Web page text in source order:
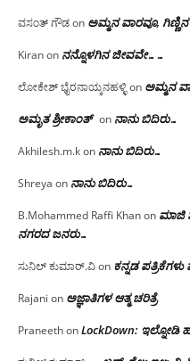
ವಸಂತ್ ಗೌಡon ಅಮ್ಮನ ವಾರವೂ,
Kiranon ನನ್ನೊಳಗಿನ ಜೀವವೇ……
ಲೋಕೇಶ್ ಭೈರನಾಯ್ಕನಹಳ್ಳಿon ಅಮ್ಮನ
ಅಮೃತ ಶ್ರೀಕಾಂತ್ on ನಾನು ಬಿದಿರು…
Akhilesh.m.kon ನಾನು ಬಿದಿರು…
Shreya on ನಾನು ಬಿದಿರು…
B.Mohammed Raffi Khanon ಮಾಜಿ
ನಗರದ ಜನರು…
ಸುನಿಲ್ ಕುಮಾರ್.ವಿon ಕನ್ನಡ
Rajani on ಅಜ್ಞಾತಿಗಳ ಆತ್ಮ ಚರಿತ್ರೆ
PraneethonLockDown: ಇಲ್ನೋಡಿ